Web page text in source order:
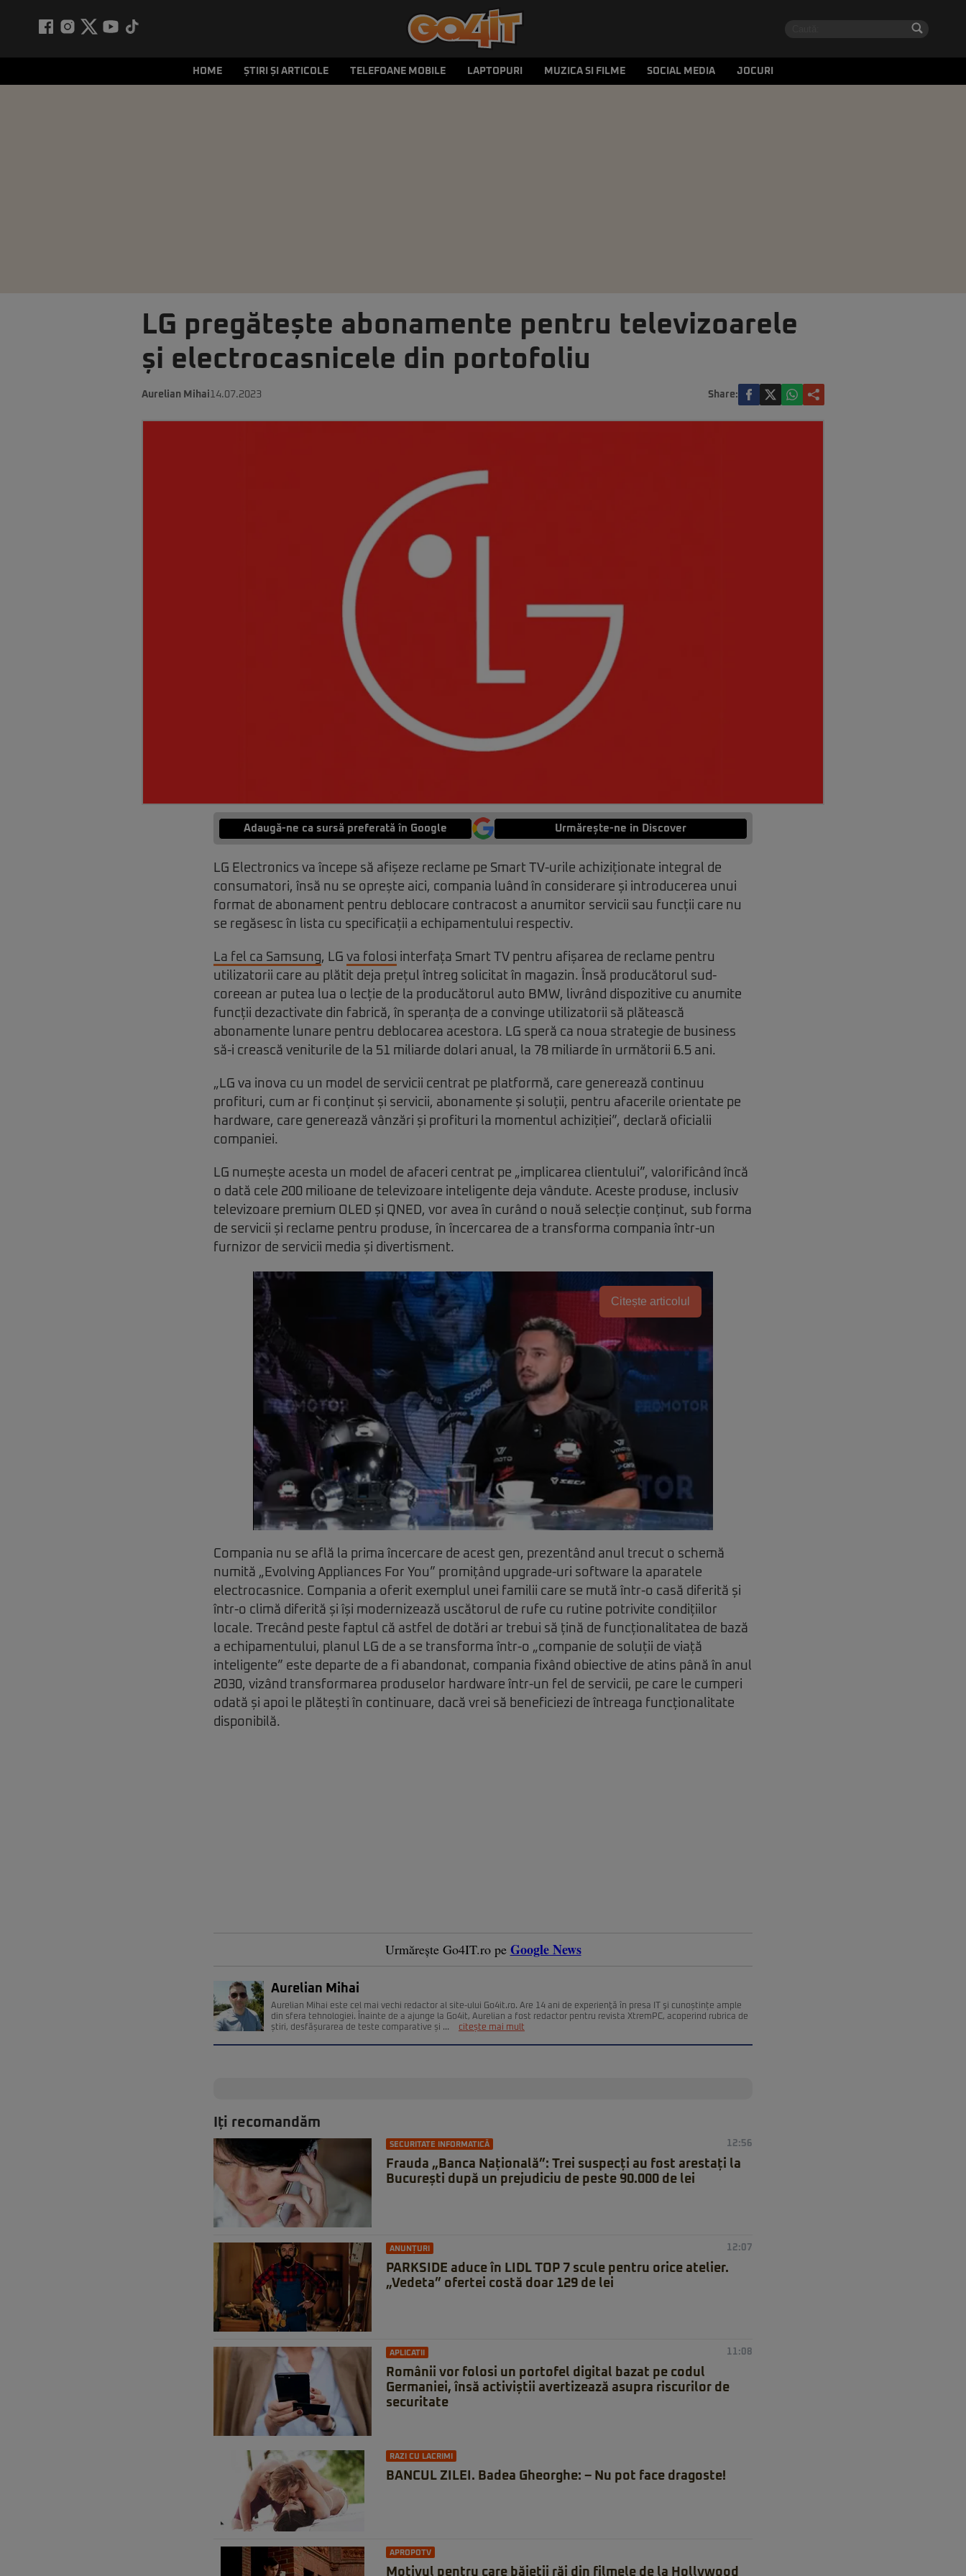
HOME ȘTIRI ȘI ARTICOLE TELEFOANE MOBILE LAPTOPURI MUZICA SI FILME SOCIAL MEDIA JOCURI
LG pregătește abonamente pentru televizoarele
și electrocasnicele din portofoliu
Aurelian Mihai14.07.2023 Share:
Adaugă-ne ca sursă preferată în Google Urmărește-ne in Discover
LG Electronics va începe să afișeze reclame pe Smart TV-urile achiziționate integral de
consumatori, însă nu se oprește aici, compania luând în considerare și introducerea unui
format de abonament pentru deblocare contracost a anumitor servicii sau funcții care nu
se regăsesc în lista cu specificații a echipamentului respectiv.
La fel ca Samsung, LG va folosi interfața Smart TV pentru afișarea de reclame pentru
utilizatorii care au plătit deja prețul întreg solicitat în magazin. Însă producătorul sud-
coreean ar putea lua o lecție de la producătorul auto BMW, livrând dispozitive cu anumite
funcții dezactivate din fabrică, în speranța de a convinge utilizatorii să plătească
abonamente lunare pentru deblocarea acestora. LG speră ca noua strategie de business
să-i crească veniturile de la 51 miliarde dolari anual, la 78 miliarde în următorii 6.5 ani.
„LG va inova cu un model de servicii centrat pe platformă, care generează continuu
profituri, cum ar fi conținut și servicii, abonamente și soluții, pentru afacerile orientate pe
hardware, care generează vânzări și profituri la momentul achiziției”, declară oficialii
companiei.
LG numește acesta un model de afaceri centrat pe „implicarea clientului”, valorificând încă
o dată cele 200 milioane de televizoare inteligente deja vândute. Aceste produse, inclusiv
televizoare premium OLED și QNED, vor avea în curând o nouă selecție conținut, sub forma
de servicii și reclame pentru produse, în încercarea de a transforma compania într-un
furnizor de servicii media și divertisment.
Citește articolul
Compania nu se află la prima încercare de acest gen, prezentând anul trecut o schemă
numită „Evolving Appliances For You” promițând upgrade-uri software la aparatele
electrocasnice. Compania a oferit exemplul unei familii care se mută într-o casă diferită și
într-o climă diferită și își modernizează uscătorul de rufe cu rutine potrivite condițiilor
locale. Trecând peste faptul că astfel de dotări ar trebui să țină de funcționalitatea de bază
a echipamentului, planul LG de a se transforma într-o „companie de soluții de viață
inteligente” este departe de a fi abandonat, compania fixând obiective de atins până în anul
2030, vizând transformarea produselor hardware într-un fel de servicii, pe care le cumperi
odată și apoi le plătești în continuare, dacă vrei să beneficiezi de întreaga funcționalitate
disponibilă.
Urmărește Go4IT.ro pe Google News
Aurelian Mihai
Aurelian Mihai este cel mai vechi redactor al site-ului Go4it.ro. Are 14 ani de experienţă în presa IT şi cunoștințe ample
din sfera tehnologiei. Înainte de a ajunge la Go4it, Aurelian a fost redactor pentru revista XtremPC, acoperind rubrica de
știri, desfășurarea de teste comparative și ...
citește mai mult
Iți recomandăm
SECURITATE INFORMATICĂ 12:56
Frauda „Banca Națională”: Trei suspecți au fost arestați la
București după un prejudiciu de peste 90.000 de lei
ANUNȚURI 12:07
PARKSIDE aduce în LIDL TOP 7 scule pentru orice atelier.
„Vedeta” ofertei costă doar 129 de lei
APLICATII 11:08
Românii vor folosi un portofel digital bazat pe codul
Germaniei, însă activiștii avertizează asupra riscurilor de
securitate
RAZI CU LACRIMI
BANCUL ZILEI. Badea Gheorghe: – Nu pot face dragoste!
APROPOTV
Motivul pentru care băieții răi din filmele de la Hollywood